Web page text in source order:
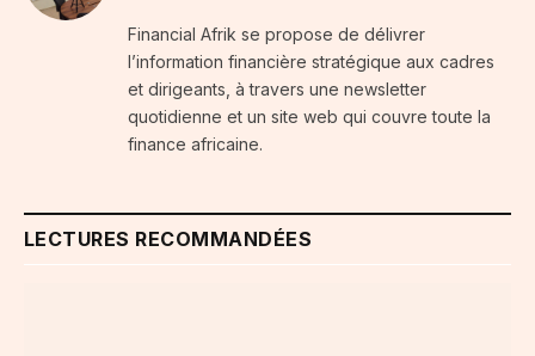
Financial Afrik se propose de délivrer
l’information financière stratégique aux cadres
et dirigeants, à travers une newsletter
quotidienne et un site web qui couvre toute la
finance africaine.
LECTURES RECOMMANDÉES